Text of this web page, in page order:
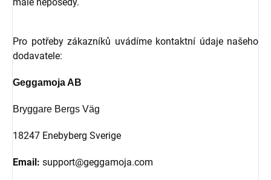
Pro potřeby zákazníků uvádíme kontaktní údaje našeho
dodavatele:
Geggamoja AB
Bryggare Bergs Väg
18247 Enebyberg Sverige
Email: support@geggamoja.com